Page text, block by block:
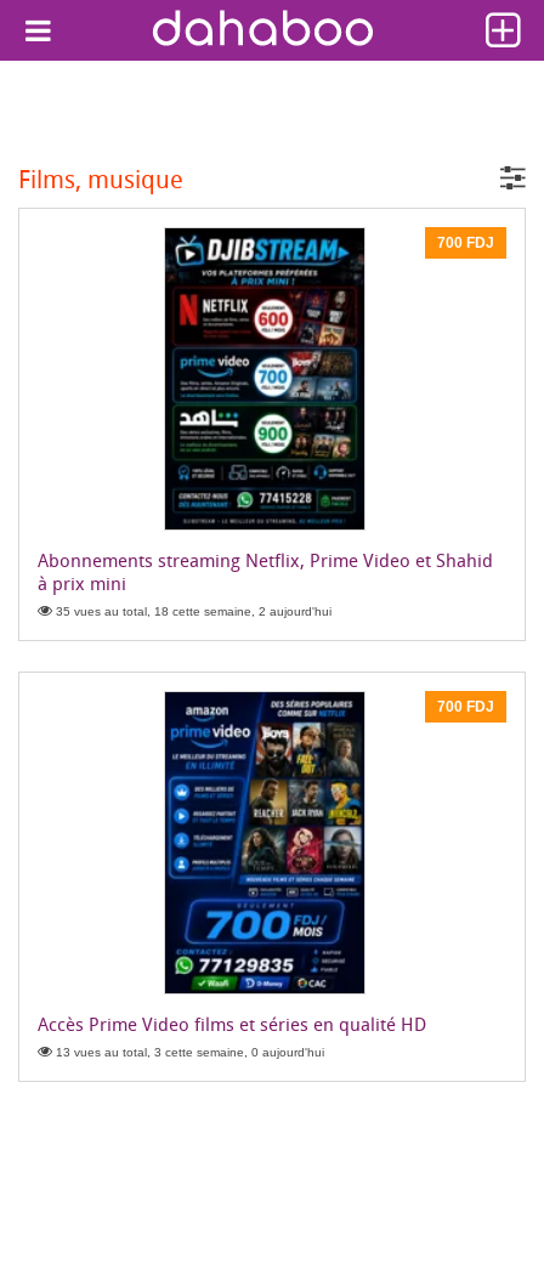
Films, musique
700 FDJ
Abonnements streaming Netflix, Prime Video et Shahid
à prix mini
35 vues au total, 18 cette semaine, 2 aujourd'hui
700 FDJ
Accès Prime Video films et séries en qualité HD
13 vues au total, 3 cette semaine, 0 aujourd'hui